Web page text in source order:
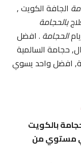
الجافة الكويت ,
بالحجامة
الحجامة. افضل
السالمية
افضل واحد يسوي
بالكويت
مستوي من